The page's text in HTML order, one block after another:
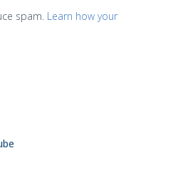
spam. Learn how your